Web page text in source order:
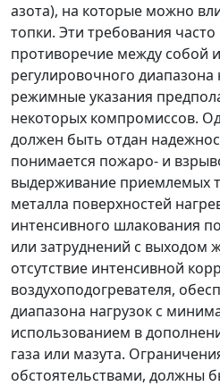
азота), на которые можно
топки. Эти требования часто
противоречие между собой
регулировочного диапазона
режимные указания
некоторых компромиссов.
должен быть отдан
понимается пожаро- и
выдерживание приемлемых
металла поверхностей
интенсивного шлакования
или затруднений с выходом
отсутствие интенсивной
воздухоподогревателя,
диапазона нагрузок с
использованием в
газа или мазута.
обстоятельствами, должны